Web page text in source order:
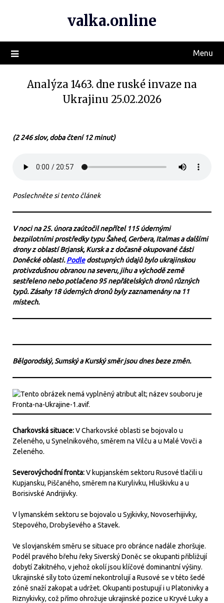
valka.online
Menu
Analýza 1463. dne ruské invaze na
Ukrajinu 25.02.2026
(2 246 slov, doba čtení 12 minut)
Poslechněte si tento článek
V noci na 25. února zaútočil nepřítel 115 údernými
bezpilotními prostředky typu Šahed, Gerbera, Italmas a dalšími
drony z oblastí Brjansk, Kursk a z dočasně okupované části
Doněcké oblasti.Podledostupných údajů bylo ukrajinskou
protivzdušnou obranou na severu, jihu a východě země
sestřeleno nebo potlačeno 95 nepřátelských dronů různých
typů. Zásahy 18 úderných dronů byly zaznamenány na 11
místech.
Bělgorodský, Sumský a Kurský směr jsou dnes beze změn.
Charkovská situace:V Charkovské oblasti se bojovalo u
Zeleného, u Synelnikového, směrem na Vilču a u Malé Vovči a
Zeleného.
Severovýchodní fronta:V kupjanském sektoru Rusové tlačili u
Kupjansku, Piščaného, směrem na Kurylivku, Hluškivku a u
Borisivské Andrijivky.
V lymanském sektoru se bojovalo u Syjkivky, Novoserhijivky,
Stepového, Drobyševého a Stavek.
Ve slovjanském směru se situace pro obránce nadále zhoršuje.
Podél pravého břehu řeky Siverský Doněc se okupanti přibližují
dobytí Zakitného, v jehož okolí jsou klíčové dominantní výšiny.
Ukrajinské síly toto území nekontrolují a Rusové se v této šedé
zóně snaží zakopat a udržet. Okupanti postupují i u Platonivky a
Riznykivky, což přímo ohrožuje ukrajinské pozice u Kryvé Luky a